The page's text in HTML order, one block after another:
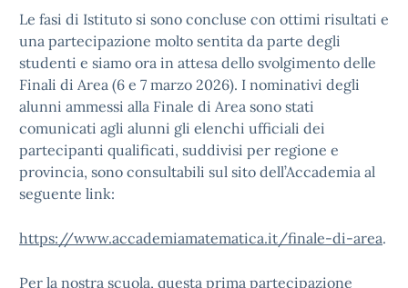
Le fasi di Istituto si sono concluse con ottimi risultati e
una partecipazione molto sentita da parte degli
studenti e siamo ora in attesa dello svolgimento delle
Finali di Area (6 e 7 marzo 2026). I nominativi degli
alunni ammessi alla Finale di Area sono stati
comunicati agli alunni gli elenchi ufficiali dei
partecipanti qualificati, suddivisi per regione e
provincia, sono consultabili sul sito dell’Accademia al
seguente link:
https://www.accademiamatematica.it/finale-di-area.
Per la nostra scuola, questa prima partecipazione